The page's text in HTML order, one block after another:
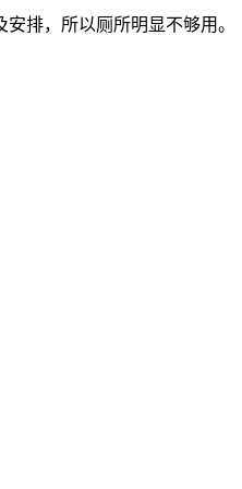
排，所以厕所明显不够用。